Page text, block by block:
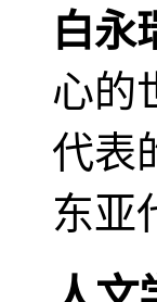
白永
心的
代表
东亚